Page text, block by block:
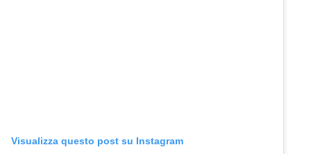
Visualizza questo post su Instagram